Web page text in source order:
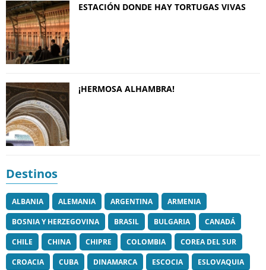
ESTACIÓN DONDE HAY TORTUGAS VIVAS
¡HERMOSA ALHAMBRA!
Destinos
ALBANIA ALEMANIA ARGENTINA
ARMENIA
BOSNIA Y HERZEGOVINA
BRASIL BULGARIA
CANADÁ
CHILE
CHINA CHIPRE COLOMBIA
COREA DEL SUR
CROACIA
CUBA DINAMARCA ESCOCIA
ESLOVAQUIA